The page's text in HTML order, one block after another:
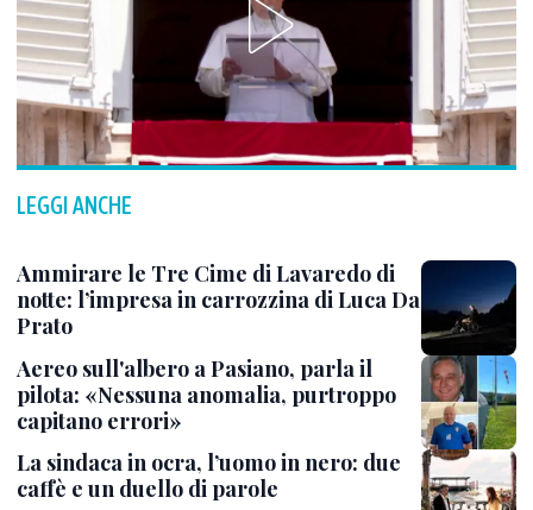
LEGGI ANCHE
Ammirare le Tre Cime di Lavaredo di
notte: l’impresa in carrozzina di Luca Da
Prato
Aereo sull'albero a Pasiano, parla il
pilota: «Nessuna anomalia, purtroppo
capitano errori»
La sindaca in ocra, l’uomo in nero: due
caffè e un duello di parole